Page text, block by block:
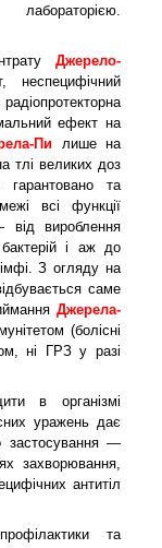
лабораторією.
Джерело-
неспецифічний
ефект на
Пи
лише на
тлі великих доз
гарантовано та
всі функції
від вироблення
і аж до
З огляду на
саме
Джерела-
(болісні
ні ГРЗ у разі
в організмі
уражень дає
застосування —
захворювання,
антитіл
та